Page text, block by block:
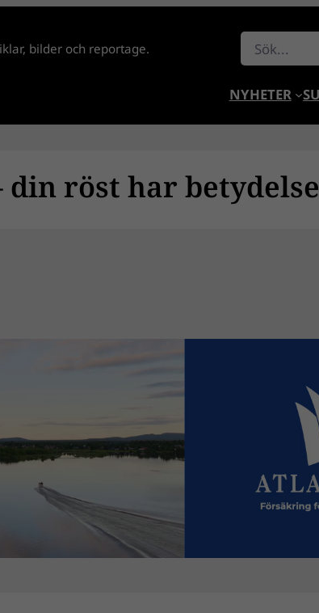
bilder och reportage. Sök
NYHETER
din röst har